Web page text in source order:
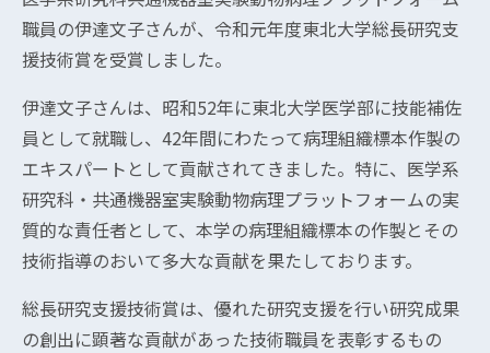
職員の伊達文子さんが、令和元年度東北大学総長研究支
援技術賞を受賞しました。
伊達文子さんは、昭和52年に東北大学医学部に技能補佐
員として就職し、42年間にわたって病理組織標本作製の
エキスパートとして貢献されてきました。特に、医学系
研究科・共通機器室実験動物病理プラットフォームの実
質的な責任者として、本学の病理組織標本の作製とその
技術指導のおいて多大な貢献を果たしております。
総長研究支援技術賞は、優れた研究支援を行い研究成果
の創出に顕著な貢献があった技術職員を表彰するもの